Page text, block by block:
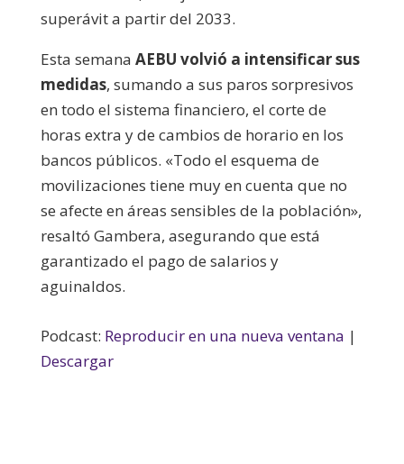
superávit a partir del 2033.
Esta semana AEBU volvió a intensificar sus
medidas, sumando a sus paros sorpresivos
en todo el sistema financiero, el corte de
horas extra y de cambios de horario en los
bancos públicos. «Todo el esquema de
movilizaciones tiene muy en cuenta que no
se afecte en áreas sensibles de la población»,
resaltó Gambera, asegurando que está
garantizado el pago de salarios y
aguinaldos.
Podcast: Reproducir en una nueva ventana |
Descargar